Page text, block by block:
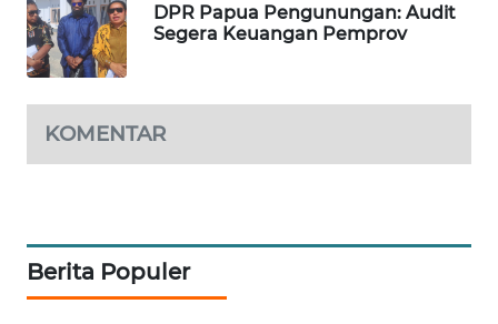
DPR Papua Pengunungan: Audit
Segera Keuangan Pemprov
KOMENTAR
Berita Populer
KOPEKLIN
PORTAL
KONSUMEN
ALPERKLINAS
FORJASIDA